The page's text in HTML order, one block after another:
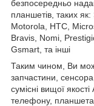
безпосередньо
планшетів, таких
Motorola, HTC,
Bravis, Nomi,
Gsmart, та інші
Таким чином, Ви
запчастини,
сумісні вищої
телефону,